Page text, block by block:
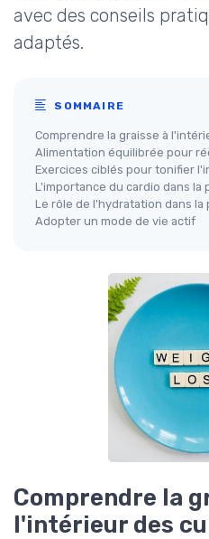
avec des conseils
adaptés.
SOMMAIRE
Comprendre la graisse à
Alimentation équilibrée pour
Exercices ciblés pour tonifier
L'importance du cardio dans la
Le rôle de l'hydratation dans la
Adopter un mode de vie actif
Comprendre la
l'intérieur des